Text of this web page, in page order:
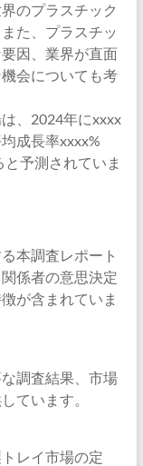
のプラスチック
た、プラスチッ
因、業界が直面
会についても考
、2024年にxxxx
成長率xxxx%
予測されていま
本調査レポート
係者の意思決定
が含まれていま
調査結果、市場
ています。
レイ市場の定